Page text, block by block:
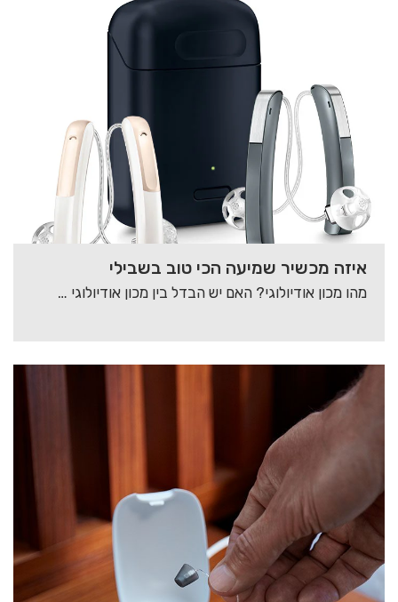
איזה מכשיר שמיעה הכי טוב בשבילי
מהו מכון אודיולוגי? האם יש הבדל בין מכון אודיולוגי למכון שמיעה? איזה שירותים מוצעים לכם…